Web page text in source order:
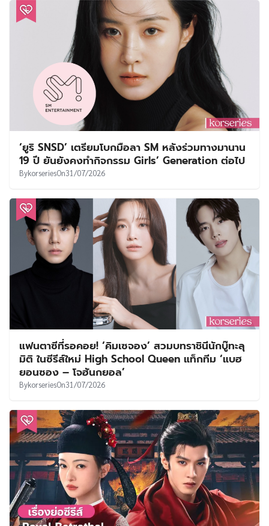
‘ยูริ SNSD’ เตรียมโบกมือลา SM หลังร่วมทางมานาน
19 ปี ยันยังคงทำกิจกรรม Girls’ Generation ต่อไป
BykorseriesOn31/07/2026
แฟนตาซีที่รอคอย! ‘คิมเซจอง’ สวมบทราชินีนักบู๊ทะลุ
มิติ ในซีรีส์ใหม่ High School Queen แท็กทีม ‘แบฮ
ยอนซอง – โจฮันกยอล’
BykorseriesOn31/07/2026